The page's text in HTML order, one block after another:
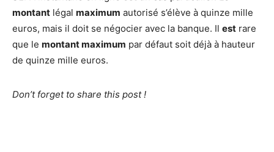
montant légal maximum autorisé s’élève à quinze mille
euros, mais il doit se négocier avec la banque. Il est rare
que le montant maximum par défaut soit déjà à hauteur
de quinze mille euros.
Don’t forget to share this post !